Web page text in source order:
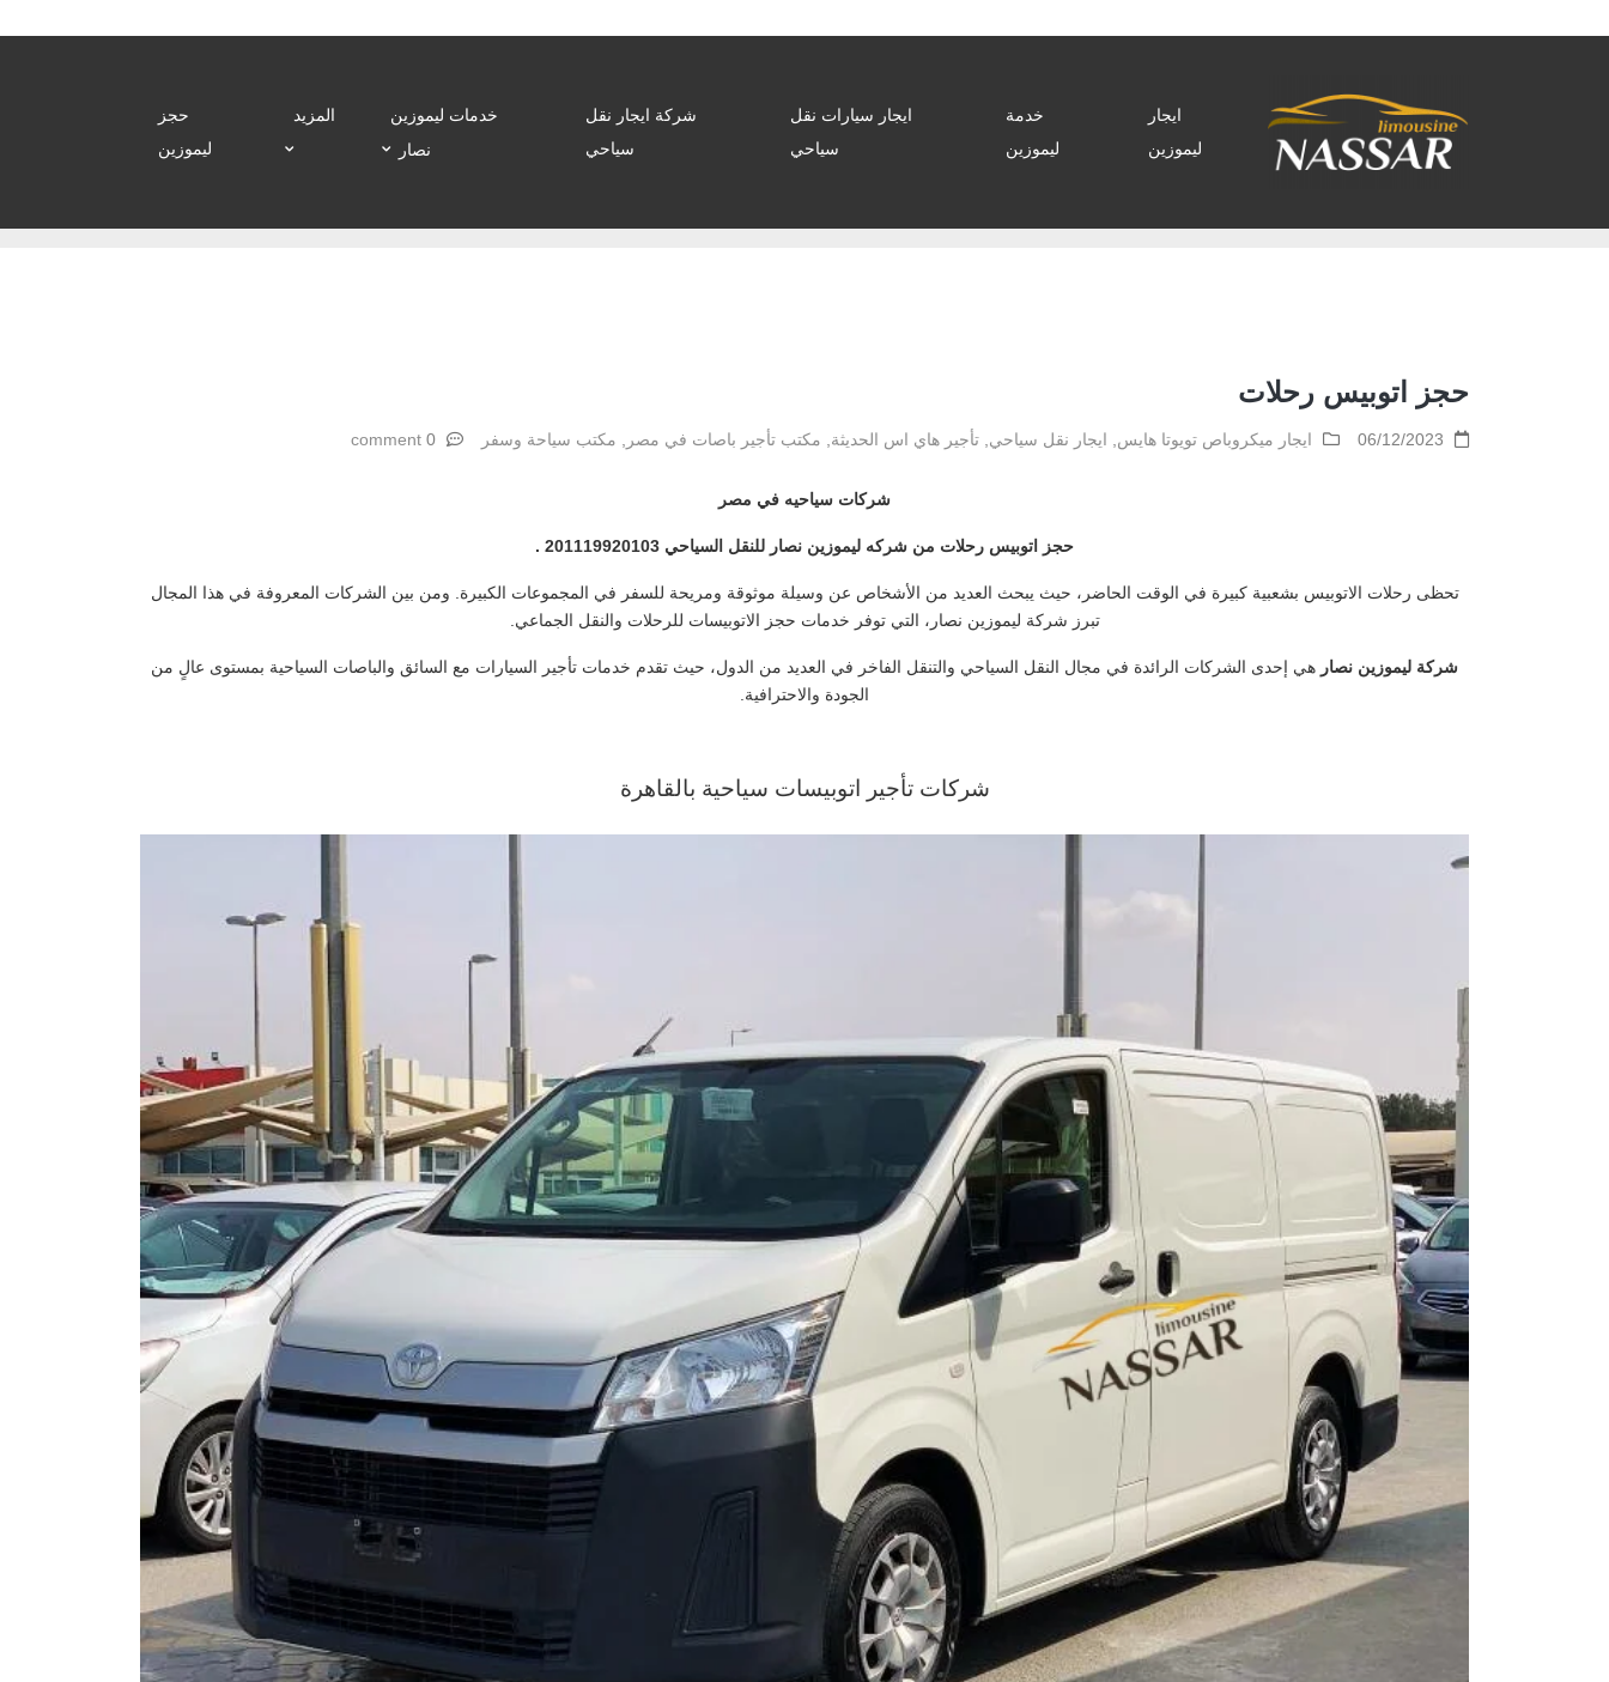
ايجار
ليموزين
خدمة
ليموزين
ايجار سيارات نقل
سياحي
شركة ايجار نقل
سياحي
خدمات ليموزين
نصار
المزيد
حجز
ليموزين
حجز اتوبيس رحلات
06/12/2023 ايجار ميكروباص تويوتا هايس ايجار نقل سياحي تأجير هاي اس الحديثة مكتب تأجير باصات في مصر مكتب سياحة وسفر 0 comment
شركات سياحيه في مصر
حجز اتوبيس رحلات من شركه ليموزين نصار للنقل السياحي 201119920103 .
تحظى رحلات الاتوبيس بشعبية كبيرة في الوقت الحاضر، حيث يبحث العديد من الأشخاص عن وسيلة موثوقة ومريحة للسفر في المجموعات الكبيرة. ومن بين الشركات المعروفة في هذا المجال
تبرز شركة ليموزين نصار، التي توفر خدمات حجز الاتوبيسات للرحلات والنقل الجماعي.
شركة ليموزين نصار هي إحدى الشركات الرائدة في مجال النقل السياحي والتنقل الفاخر في العديد من الدول، حيث تقدم خدمات تأجير السيارات مع السائق والباصات السياحية بمستوى عالٍ من
الجودة والاحترافية.
شركات تأجير اتوبيسات سياحية بالقاهرة